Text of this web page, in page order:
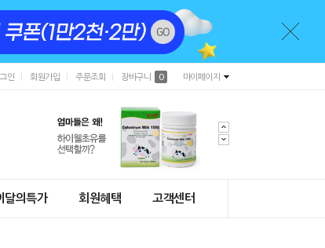
인 회원가입 주문조회 장바구니 0 마이페이지
달의특가 회원혜택 고객센터